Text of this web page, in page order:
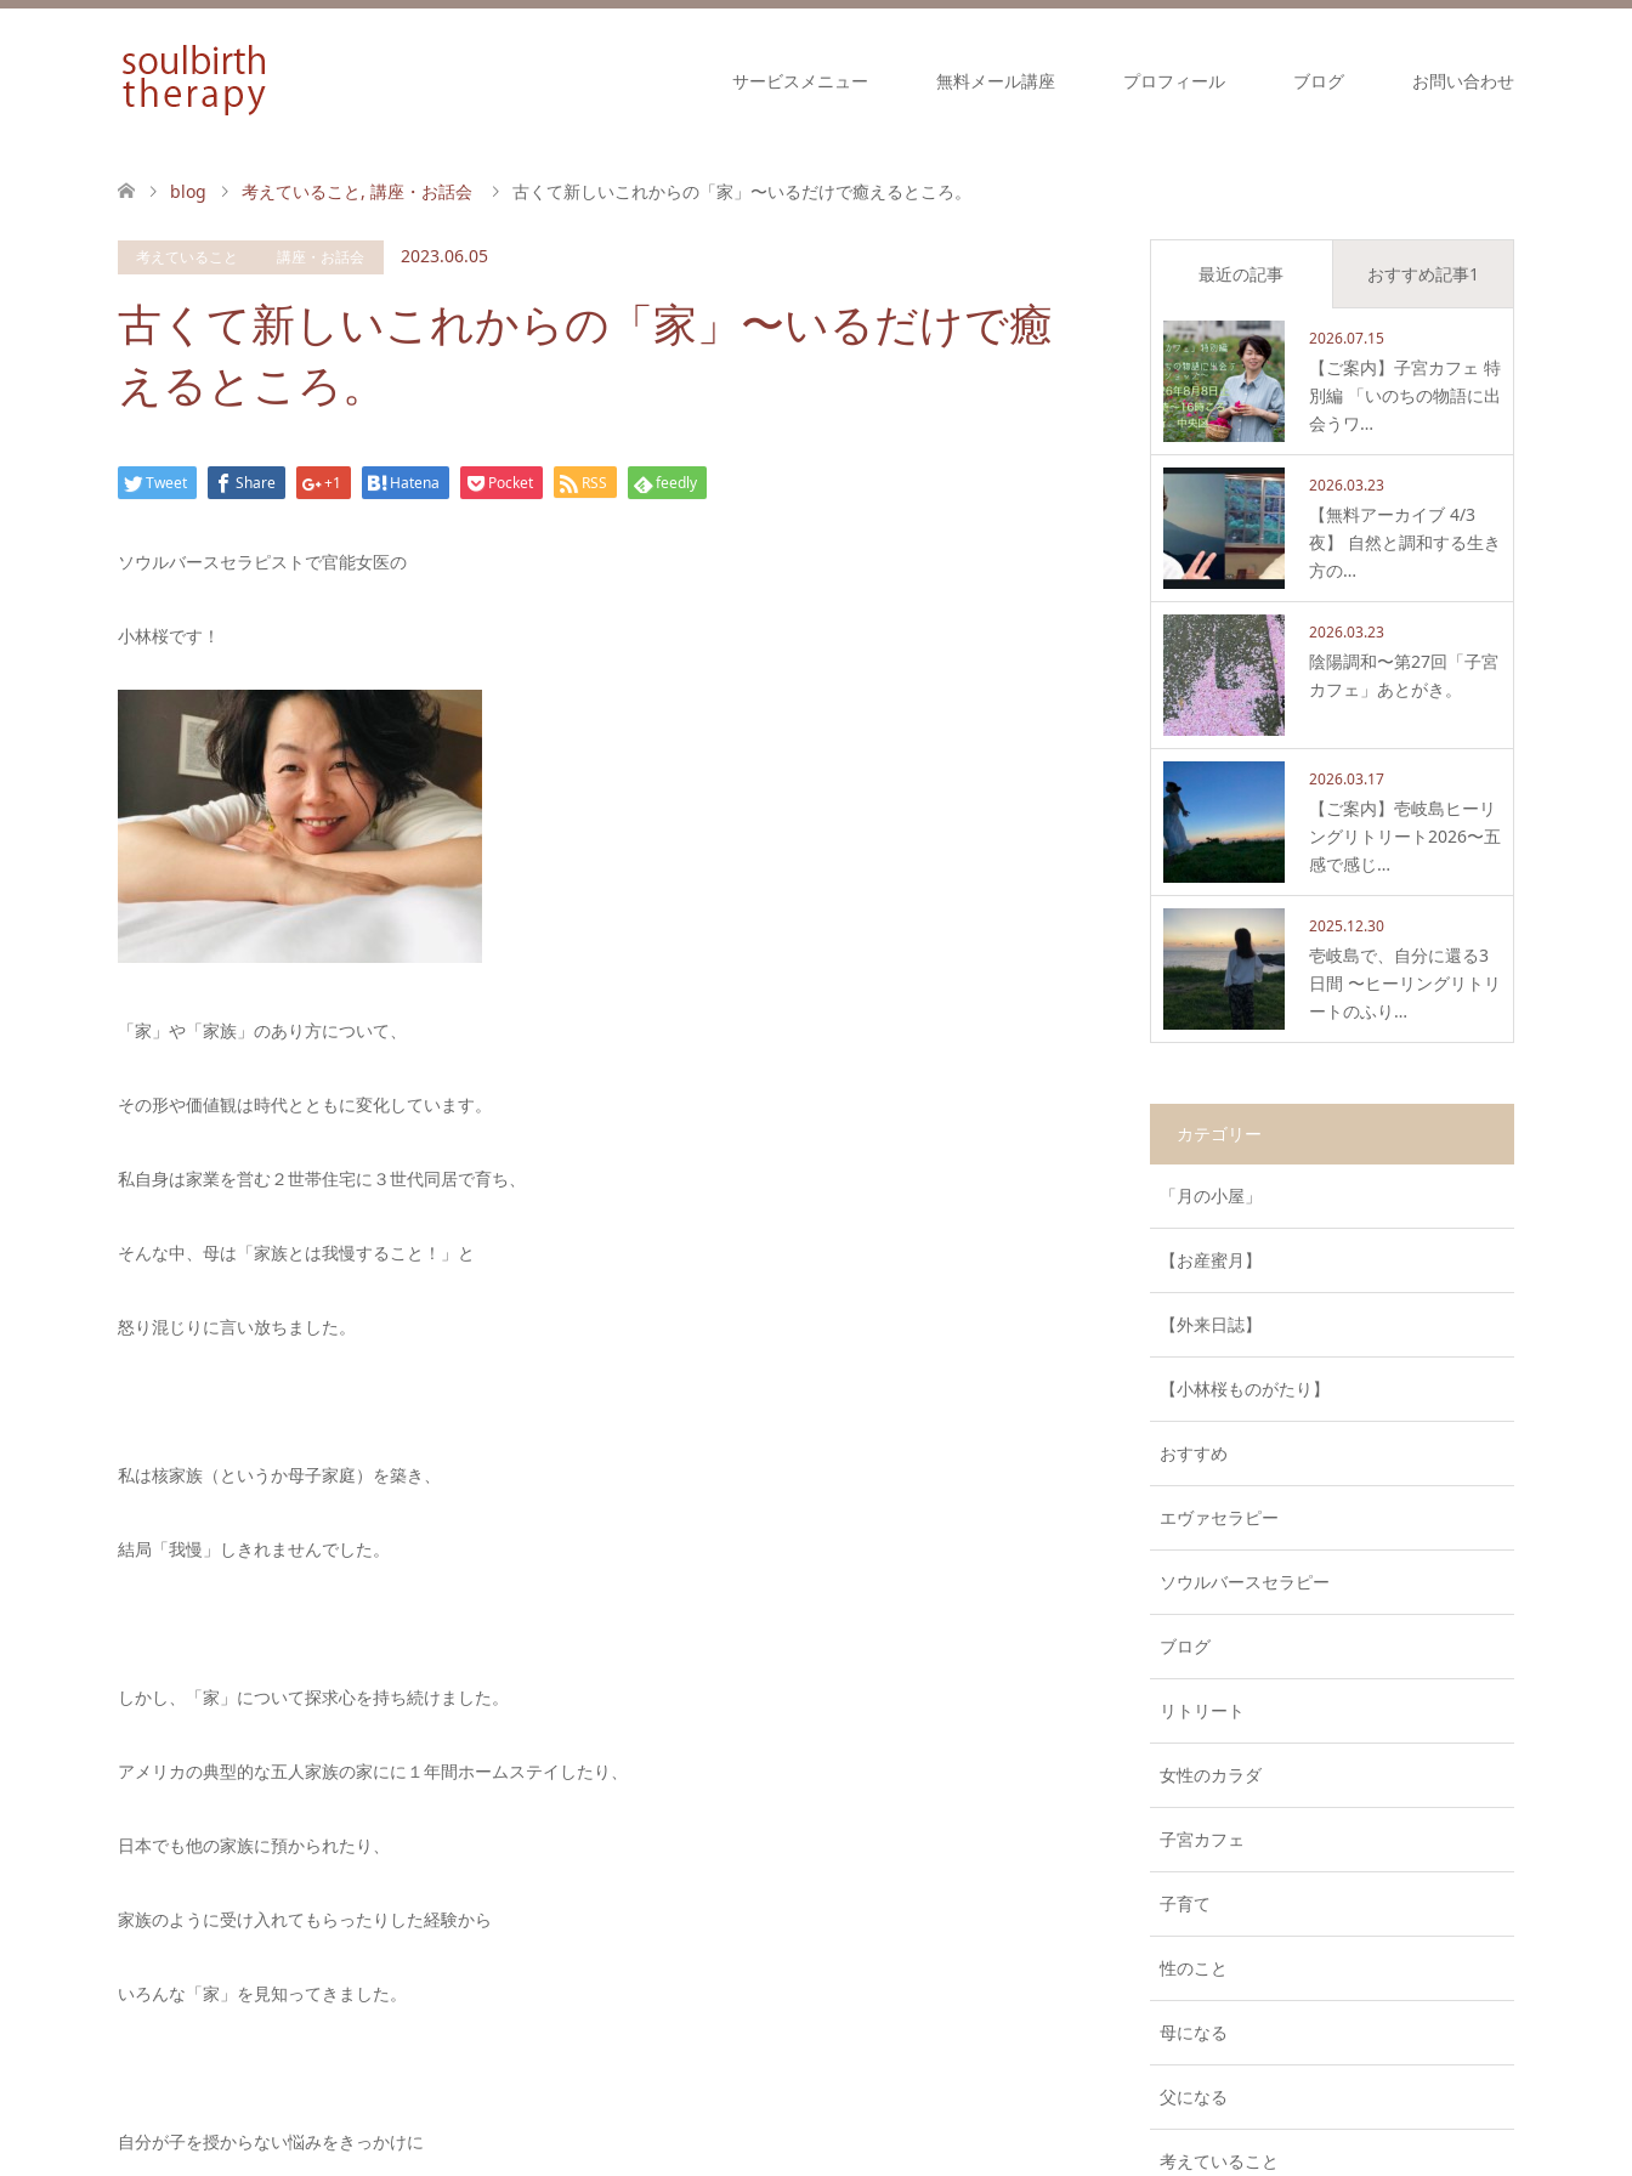
サービスメニュー 無料メール講座 プロフィール ブログ お問い合わせ
blog 考えていること , 講座・お話会 古くて新しいこれからの「家」〜いるだけで癒えるところ。
考えていること 講座・お話会 2023.06.05
古くて新しいこれからの「家」〜いるだけで癒
えるところ。
Tweet Share +1 Hatena Pocket RSS feedly
ソウルバースセラピストで官能女医の
小林桜です！
「家」や「家族」のあり方について、
その形や価値観は時代とともに変化しています。
私自身は家業を営む２世帯住宅に３世代同居で育ち、
そんな中、母は「家族とは我慢すること！」と
怒り混じりに言い放ちました。
私は核家族（というか母子家庭）を築き、
結局「我慢」しきれませんでした。
しかし、「家」について探求心を持ち続けました。
アメリカの典型的な五人家族の家にに１年間ホームステイしたり、
日本でも他の家族に預かられたり、
家族のように受け入れてもらったりした経験から
いろんな「家」を見知ってきました。
自分が子を授からない悩みをきっかけに
最近の記事 おすすめ記事1
2026.07.15
【ご案内】子宮カフェ 特
別編 「いのちの物語に出
会うワ…
2026.03.23
【無料アーカイブ 4/3
夜】 自然と調和する生き
方の…
2026.03.23
陰陽調和〜第27回「子宮
カフェ」あとがき。
2026.03.17
【ご案内】壱岐島ヒーリ
ングリトリート2026〜五
感で感じ…
2025.12.30
壱岐島で、自分に還る3
日間 〜ヒーリングリトリ
ートのふり…
カテゴリー
「月の小屋」
【お産蜜月】
【外来日誌】
【小林桜ものがたり】
おすすめ
エヴァセラピー
ソウルバースセラピー
ブログ
リトリート
女性のカラダ
子宮カフェ
子育て
性のこと
母になる
父になる
考えていること